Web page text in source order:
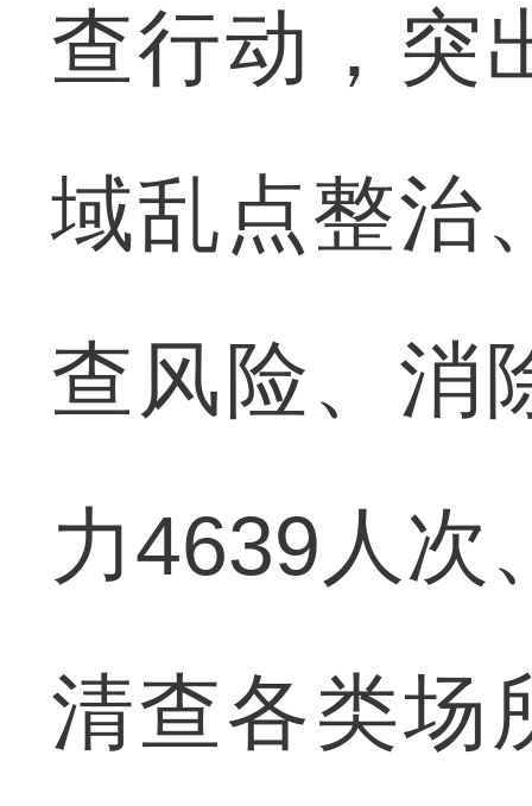
查行动，突
域乱点整治
查风险、消
力4639人次
清查各类场